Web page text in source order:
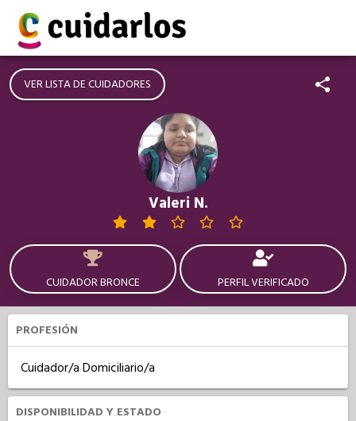
VER LISTA DE CUIDADORES
Valeri N.
CUIDADOR BRONCE PERFIL VERIFICADO
PROFESIÓN
Cuidador/a Domiciliario/a
DISPONIBILIDAD Y ESTADO